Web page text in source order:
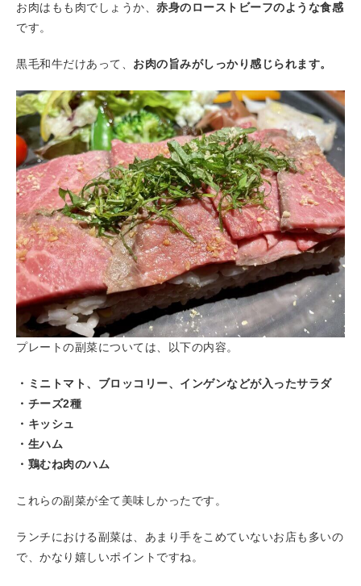
お肉はもも肉でしょうか、 赤身のローストビーフのような食感
です。
黒毛和牛だけあって、 お肉の旨みがしっかり感じられます。
プレートの副菜については、以下の内容。
・ミニトマト、ブロッコリー、インゲンなどが入ったサラダ
・チーズ2種
・キッシュ
・生ハム
・鶏むね肉のハム
これらの副菜が全て美味しかったです。
ランチにおける副菜は、あまり手をこめていないお店も多いの
で、かなり嬉しいポイントですね。